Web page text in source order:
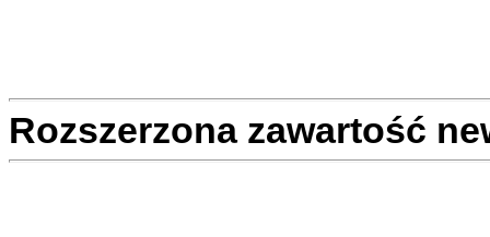
Rozszerzona zawartość